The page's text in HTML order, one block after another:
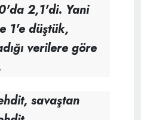
2,1'di. Yani
1'e düştük,
verilere göre
savaştan